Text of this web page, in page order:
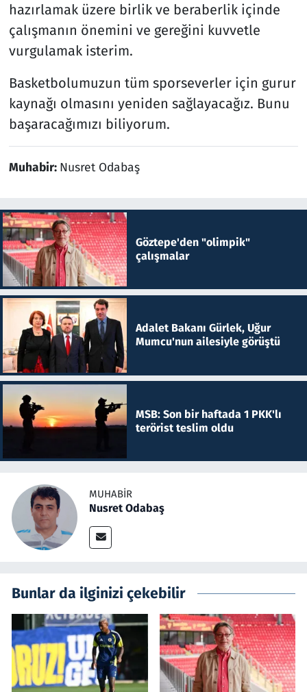
hazırlamak üzere birlik ve beraberlik içinde
çalışmanın önemini ve gereğini kuvvetle
vurgulamak isterim.
Basketbolumuzun tüm sporseverler için gurur
kaynağı olmasını yeniden sağlayacağız. Bunu
başaracağımızı biliyorum.
Muhabir: Nusret Odabaş
Göztepe'den "olimpik"
çalışmalar
Adalet Bakanı Gürlek, Uğur
Mumcu'nun ailesiyle görüştü
MSB: Son bir haftada 1 PKK'lı
terörist teslim oldu
MUHABIR
Nusret Odabaş
Bunlar da ilginizi çekebilir